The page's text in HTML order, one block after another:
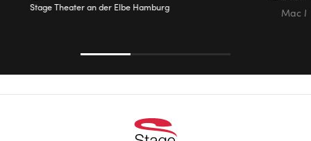
Stage Theater an der Elbe Hamburg